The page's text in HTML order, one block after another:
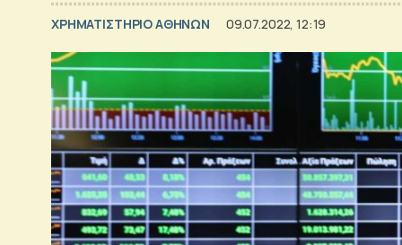
XΡΗΜΑΤΙΣΤΗΡΙΟ ΑΘΗΝΩΝ 09.07.2022, 12:19